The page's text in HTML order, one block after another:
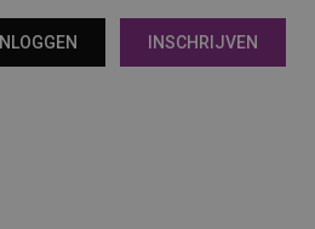
INLOGGEN INSCHRIJVEN